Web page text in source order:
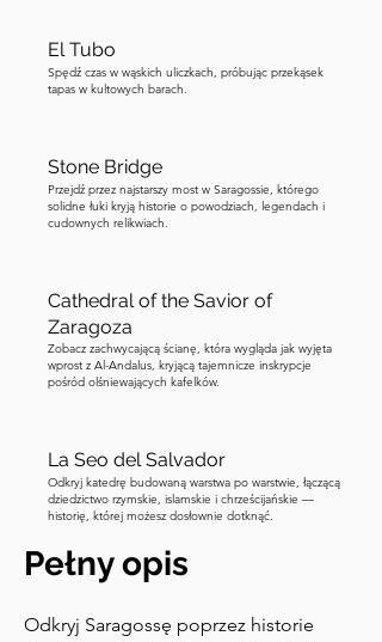
El Tubo
Spędź czas w wąskich uliczkach, próbując przekąsek
tapas w kultowych barach.
Stone Bridge
Przejdź przez najstarszy most w Saragossie, którego
solidne łuki kryją historie o powodziach, legendach i
cudownych relikwiach.
Cathedral of the Savior of
Zaragoza
Zobacz zachwycającą ścianę, która wygląda jak wyjęta
wprost z Al-Andalus, kryjącą tajemnicze inskrypcje
pośród olśniewających kafelków.
La Seo del Salvador
Odkryj katedrę budowaną warstwa po warstwie, łączącą
dziedzictwo rzymskie, islamskie i chrześcijańskie —
historię, której możesz dosłownie dotknąć.
Pełny opis
Odkryj Saragossę poprzez historie